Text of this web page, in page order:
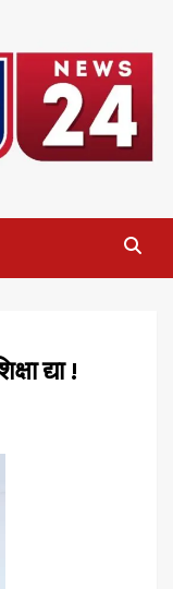
द्या !